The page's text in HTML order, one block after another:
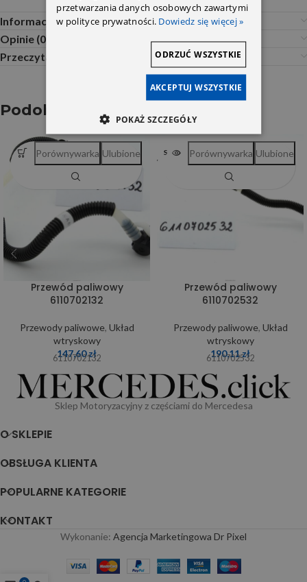
Informacje dodatkowe
Opinie (0)
Przeczytaj Przed Zakupem
Podobne produkty
Przewód paliwowy
6110702132
Przewody paliwowe, Układ
wtryskowy
147,60zł
6110702132
Porównywarka Ulubione SOLD OUT
Przewód paliwowy
6110702532
Przewody paliwowe, Układ
wtryskowy
190,11zł
6110702532
Porównywarka Ulubione
Sklep Motoryzacyjny z częściami do Mercedesa
O SKLEPIE
OBSŁUGA KLIENTA
POPULARNE KATEGORIE
KONTAKT
Wykonanie: Agencja Marketingowa Dr Pixel
przetwarzania danych osobowych zawartymi
w polityce prywatności. Dowiedz się więcej »
AKCEPTUJ WSZYSTKIE
ODRZUĆ WSZYSTKIE
POKAŻ SZCZEGÓŁY